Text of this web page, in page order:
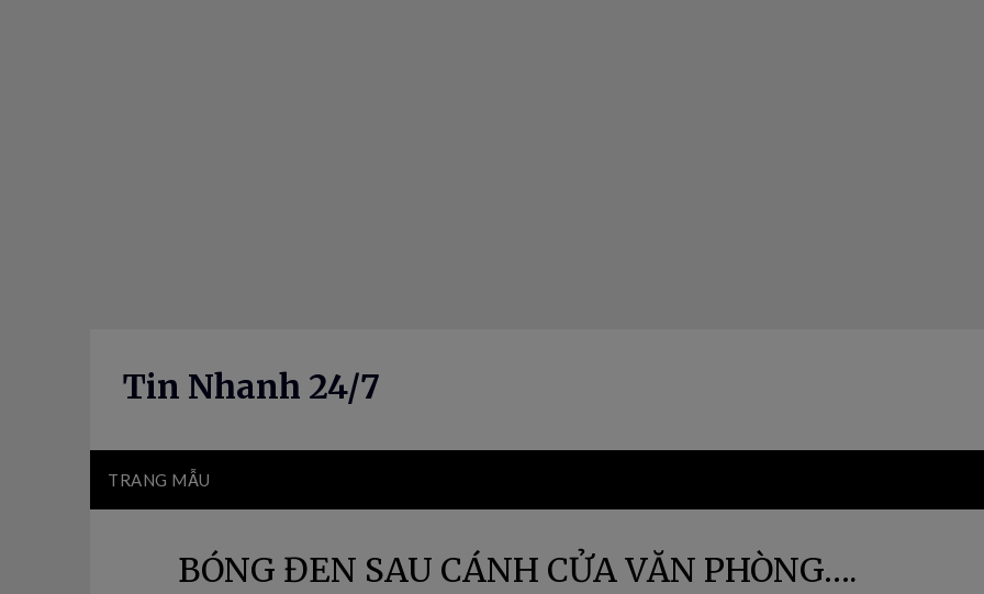
Tin Nhanh 24/7
TRANG MẪU
BÓNG ĐEN SAU CÁNH CỬA VĂN PHÒNG….